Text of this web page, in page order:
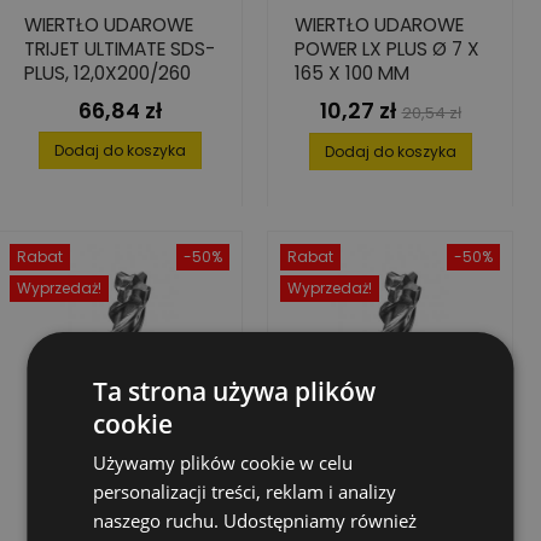
WIERTŁO UDAROWE
TRIJET ULTIMATE SDS-
PLUS, 12,0X200/260
Cena
66,84 zł
Dodaj do koszyka
WIERTŁO UDAROWE
POWER LX PLUS Ø 7 X
165 X 100 MM
Cena
10,27 zł Cena
podstawowa
20,54 zł
Dodaj do koszyka
-50%
Rabat
Wyprzedaż!
-50%
Rabat
Wyprzedaż!
Ta strona używa plików
cookie
Używamy plików cookie w celu
personalizacji treści, reklam i analizy
naszego ruchu. Udostępniamy również